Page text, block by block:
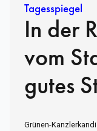
Tagesspiegel
In der
vom
gutes
Grünen-